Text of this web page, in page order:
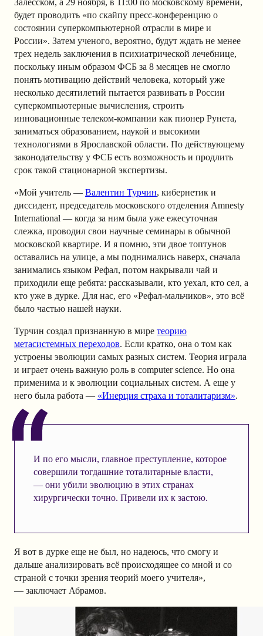
Залесском, а 29 ноября, в 11:00 по московскому времени,
будет проводить «по скайпу пресс-конференцию о
состоянии суперкомпьютерной отрасли в мире и
России». Затем ученого, вероятно, будут ждать не менее
трех недель заключения в психиатрической лечебнице,
поскольку иным образом ФСБ за 8 месяцев не смогло
понять мотивацию действий человека, который уже
несколько десятилетий пытается развивать в России
суперкомпьютерные вычисления, строить
инновационные телеком-компании как пионер Рунета,
заниматься образованием, наукой и высокими
технологиями в Ярославской области. По действующему
законодательству у ФСБ есть возможность и продлить
срок такой стационарной экспертизы.
«Мой учитель — Валентин Турчин, кибернетик и
диссидент, председатель московского отделения Amnesty
International — когда за ним была уже ежесуточная
слежка, проводил свои научные семинары в обычной
московской квартире. И я помню, эти двое топтунов
оставались на улице, а мы поднимались наверх, сначала
занимались языком Рефал, потом накрывали чай и
приходили еще ребята: рассказывали, кто уехал, кто сел, а
кто уже в дурке. Для нас, его «Рефал-мальчиков», это всё
было частью нашей науки.
Турчин создал признанную в мире теорию
метасистемных переходов. Если кратко, она о том как
устроены эволюции самых разных систем. Теория играла
и играет очень важную роль в computer science. Но она
применима и к эволюции социальных систем. А еще у
него была работа — «Инерция страха и тоталитаризм».
И по его мысли, главное преступление, которое
совершили тогдашние тоталитарные власти,
— они убили эволюцию в этих странах
хирургически точно. Привели их к застою.
Я вот в дурке еще не был, но надеюсь, что смогу и
дальше анализировать всё происходящее со мной и со
страной с точки зрения теорий моего учителя»,
— заключает Абрамов.